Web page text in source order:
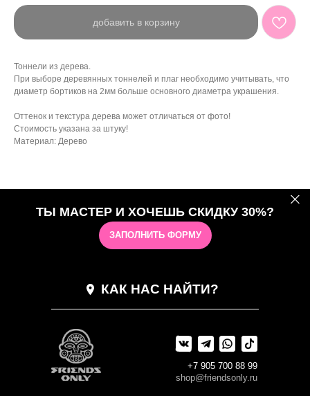
добавить в корзину
Тоннели из дерева.
При выборе деревянных тоннелей и плаг необходимо учитывать, что
диаметр бортиков на 2мм больше основного диаметра украшения.
Оттенок и текстура дерева может отличаться от фото!
Стоимость указана за штуку!
Материал: Дерево
ТЫ МАСТЕР И ХОЧЕШЬ СКИДКУ 30%?
ЗАПОЛНИТЬ ФОРМУ
КАК НАС НАЙТИ?
shop@friendsonly.ru
+7 905 700 88 99